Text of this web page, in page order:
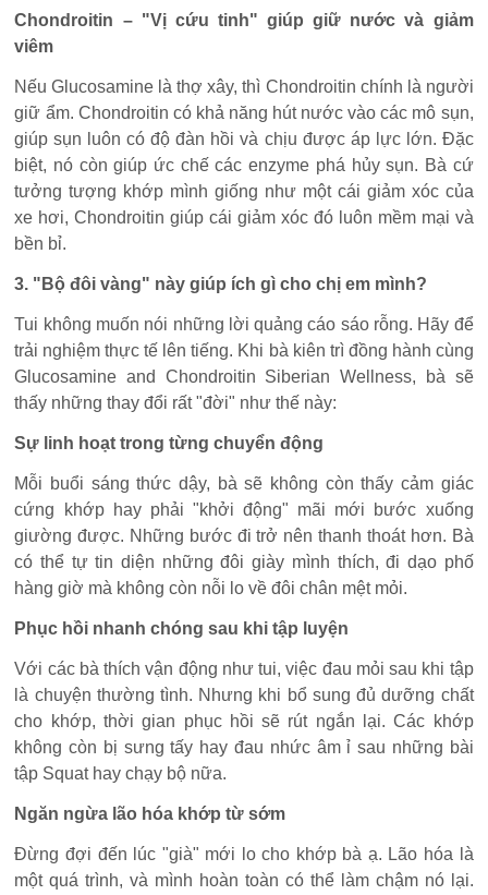
Chondroitin – "Vị cứu tinh" giúp giữ nước và giảm
viêm
Nếu Glucosamine là thợ xây, thì Chondroitin chính là người
giữ ẩm. Chondroitin có khả năng hút nước vào các mô sụn,
giúp sụn luôn có độ đàn hồi và chịu được áp lực lớn. Đặc
biệt, nó còn giúp ức chế các enzyme phá hủy sụn. Bà cứ
tưởng tượng khớp mình giống như một cái giảm xóc của
xe hơi, Chondroitin giúp cái giảm xóc đó luôn mềm mại và
bền bỉ.
3. "Bộ đôi vàng" này giúp ích gì cho chị em mình?
Tui không muốn nói những lời quảng cáo sáo rỗng. Hãy để
trải nghiệm thực tế lên tiếng. Khi bà kiên trì đồng hành cùng
Glucosamine and Chondroitin Siberian Wellness, bà sẽ
thấy những thay đổi rất "đời" như thế này:
Sự linh hoạt trong từng chuyển động
Mỗi buổi sáng thức dậy, bà sẽ không còn thấy cảm giác
cứng khớp hay phải "khởi động" mãi mới bước xuống
giường được. Những bước đi trở nên thanh thoát hơn. Bà
có thể tự tin diện những đôi giày mình thích, đi dạo phố
hàng giờ mà không còn nỗi lo về đôi chân mệt mỏi.
Phục hồi nhanh chóng sau khi tập luyện
Với các bà thích vận động như tui, việc đau mỏi sau khi tập
là chuyện thường tình. Nhưng khi bổ sung đủ dưỡng chất
cho khớp, thời gian phục hồi sẽ rút ngắn lại. Các khớp
không còn bị sưng tấy hay đau nhức âm ỉ sau những bài
tập Squat hay chạy bộ nữa.
Ngăn ngừa lão hóa khớp từ sớm
Đừng đợi đến lúc "già" mới lo cho khớp bà ạ. Lão hóa là
một quá trình, và mình hoàn toàn có thể làm chậm nó lại.